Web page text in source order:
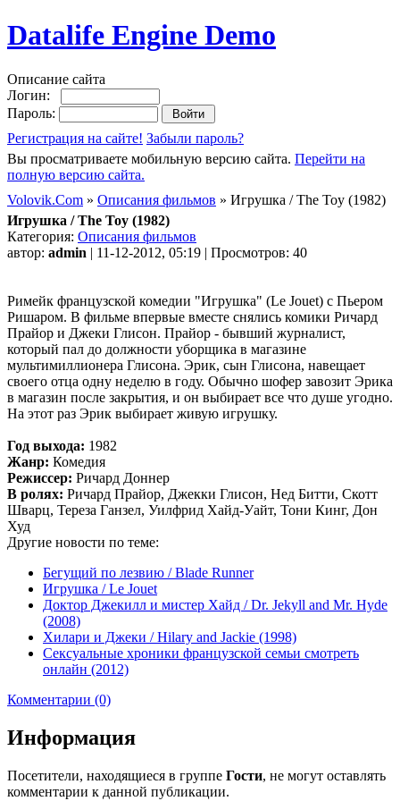
Datalife Engine Demo
Описание сайта
Логин:
Пароль:
Регистрация на сайте! Забыли пароль?
Вы просматриваете мобильную версию сайта. Перейти на
полную версию сайта.
Volovik.Com » Описания фильмов » Игрушка / The Toy (1982)
Игрушка / The Toy (1982)
Категория: Описания фильмов
автор: admin | 11-12-2012, 05:19 | Просмотров: 40
Римейк французской комедии "Игрушка" (Le Jouet) с Пьером
Ришаром. В фильме впервые вместе снялись комики Ричард
Прайор и Джеки Глисон. Прайор - бывший журналист,
который пал до должности уборщика в магазине
мультимиллионера Глисона. Эрик, сын Глисона, навещает
своего отца одну неделю в году. Обычно шофер завозит Эрика
в магазин после закрытия, и он выбирает все что душе угодно.
На этот раз Эрик выбирает живую игрушку.
Год выхода: 1982
Жанр: Комедия
Режиссер: Ричард Доннер
В ролях: Ричард Прайор, Джекки Глисон, Нед Битти, Скотт
Шварц, Тереза Ганзел, Уилфрид Хайд-Уайт, Тони Кинг, Дон
Худ
Другие новости по теме:
Бегущий по лезвию / Blade Runner
Игрушка / Le Jouet
Доктор Джекилл и мистер Хайд / Dr. Jekyll and Mr. Hyde
(2008)
Хилари и Джеки / Hilary and Jackie (1998)
Сексуальные хроники французской семьи смотреть
онлайн (2012)
Комментарии (0)
Информация
Посетители, находящиеся в группе Гости, не могут оставлять
комментарии к данной публикации.